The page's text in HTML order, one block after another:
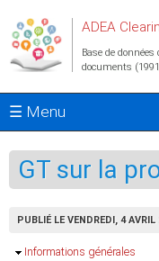
ADEA
Base de
documents
☰ Menu
GT sur la
PUBLIÉ LE VENDREDI, 4 AVRIL
Masquer
Informations générales